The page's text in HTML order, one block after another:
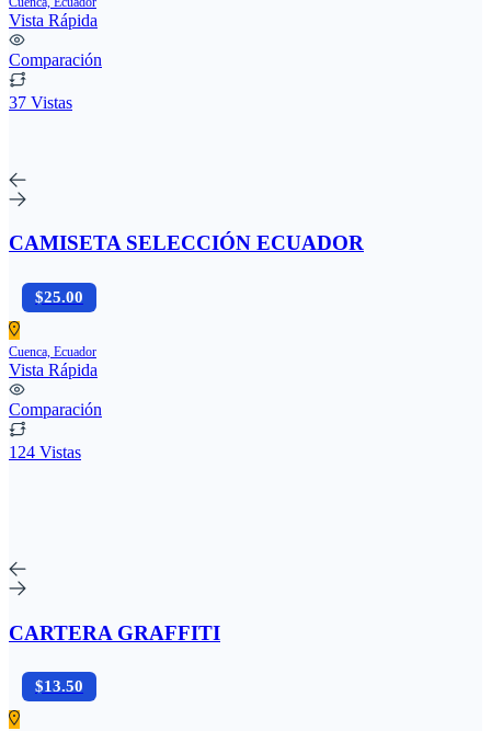
Vista Rápida
Comparación
37 Vistas
CAMISETA SELECCIÓN ECUADOR
$25.00
Cuenca, Ecuador
Vista Rápida
Comparación
124 Vistas
CARTERA GRAFFITI
$13.50